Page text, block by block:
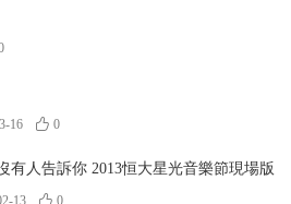
16 0
有人告訴你 2013恒大星光音樂節現場版